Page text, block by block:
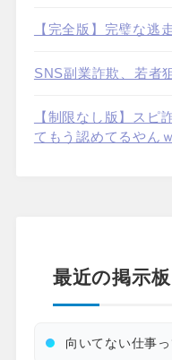
【完全版】完璧な逃
SNS副業詐欺、若者
【制限なし版】スピ
てもう認めてるやん
最近の掲示
向いてない仕事